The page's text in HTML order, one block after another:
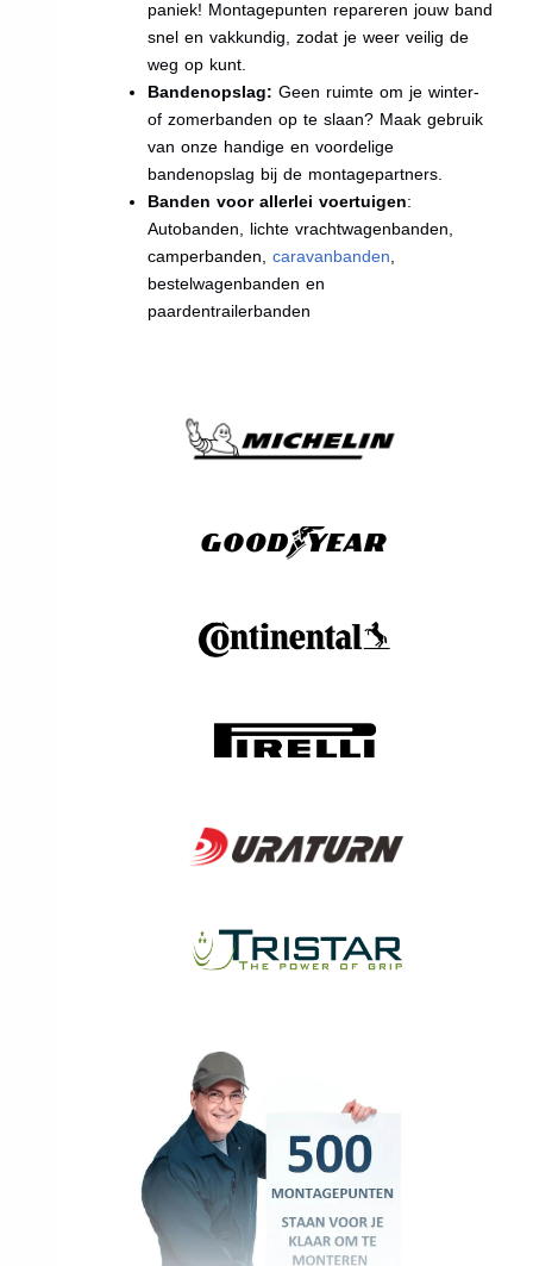
paniek! Montagepunten repareren jouw band
snel en vakkundig, zodat je weer veilig de
weg op kunt.
Bandenopslag: Geen ruimte om je winter-
of zomerbanden op te slaan? Maak gebruik
van onze handige en voordelige
bandenopslag bij de montagepartners.
Banden voor allerlei voertuigen:
Autobanden, lichte vrachtwagenbanden,
camperbanden, caravanbanden,
bestelwagenbanden en
paardentrailerbanden